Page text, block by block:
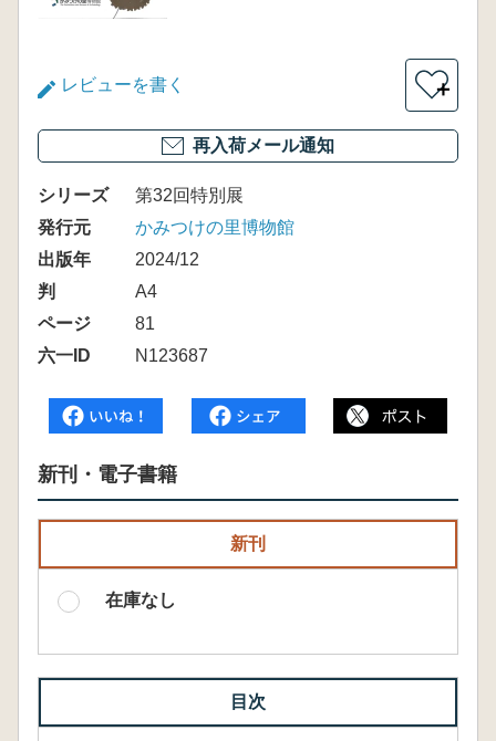
レビューを書く ＋
再入荷メール通知
シリーズ
第32回特別展
発行元
かみつけの里博物館
出版年
2024/12
判
A4
ページ
81
六一ID
N123687
新刊・電子書籍
新刊
在庫なし
目次